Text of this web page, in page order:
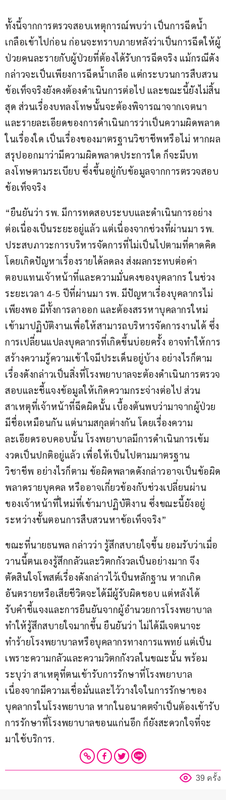
ทั้งนี้จากการตรวจสอบเหตุการณ์พบว่า เป็นการฉีดน้ำ
เกลือเข้าไปก่อน ก่อนจะทราบภายหลังว่าเป็นการฉีดให้ผู้
ป่วยคนละรายกับผู้ป่วยที่ต้องได้รับการฉีดจริง แม้กรณีดัง
กล่าวจะเป็นเพียงการฉีดน้ำเกลือ แต่กระบวนการสืบสวน
ข้อเท็จจริงยังคงต้องดำเนินการต่อไป และขณะนี้ยังไม่สิ้น
สุด ส่วนเรื่องบทลงโทษนั้นจะต้องพิจารณาจากเจตนา
และรายละเอียดของการดำเนินการว่าเป็นความผิดพลาด
ในเรื่องใด เป็นเรื่องของมาตรฐานวิชาชีพหรือไม่ หากผล
สรุปออกมาว่ามีความผิดพลาดประการใด ก็จะมีบท
ลงโทษตามระเบียบ ซึ่งขึ้นอยู่กับข้อมูลจากการตรวจสอบ
ข้อเท็จจริง
“ยืนยันว่า รพ. มีการทดสอบระบบและดำเนินการอย่าง
ต่อเนื่องเป็นระยะอยู่แล้ว แต่เนื่องจากช่วงที่ผ่านมา รพ.
ประสบภาวะการบริหารจัดการที่ไม่เป็นไปตามที่คาดคิด
โดยเกิดปัญหาเรื่องรายได้ลดลง ส่งผลกระทบต่อค่า
ตอบแทนเจ้าหน้าที่และความมั่นคงของบุคลากร ในช่วง
ระยะเวลา 4-5 ปีที่ผ่านมา รพ. มีปัญหาเรื่องบุคลากรไม่
เพียงพอ มีทั้งการลาออก และต้องสรรหาบุคลากรใหม่
เข้ามาปฏิบัติงานเพื่อให้สามารถบริหารจัดการงานได้ ซึ่ง
การเปลี่ยนแปลงบุคลากรที่เกิดขึ้นบ่อยครั้ง อาจทำให้การ
สร้างความรู้ความเข้าใจมีประเด็นอยู่บ้าง อย่างไรก็ตาม
เรื่องดังกล่าวเป็นสิ่งที่โรงพยาบาลจะต้องดำเนินการตรวจ
สอบและชี้แจงข้อมูลให้เกิดความกระจ่างต่อไป ส่วน
สาเหตุที่เจ้าหน้าที่ฉีดผิดนั้น เบื้องต้นพบว่ามาจากผู้ป่วย
มีชื่อเหมือนกัน แต่นามสกุลต่างกัน โดยเรื่องความ
ละเอียดรอบคอบนั้น โรงพยาบาลมีการดำเนินการเข้ม
งวดเป็นปกติอยู่แล้ว เพื่อให้เป็นไปตามมาตรฐาน
วิชาชีพ อย่างไรก็ตาม ข้อผิดพลาดดังกล่าวอาจเป็นข้อผิด
พลาดรายบุคคล หรืออาจเกี่ยวข้องกับช่วงเปลี่ยนผ่าน
ของเจ้าหน้าที่ใหม่ที่เข้ามาปฏิบัติงาน ซึ่งขณะนี้ยังอยู่
ระหว่างขั้นตอนการสืบสวนหาข้อเท็จจริง”
ขณะที่นายธนพล กล่าวว่า รู้สึกสบายใจขึ้น ยอมรับว่าเมื่อ
วานนี้ตนเองรู้สึกกลัวและวิตกกังวลเป็นอย่างมาก จึง
ตัดสินใจโพสต์เรื่องดังกล่าวไว้เป็นหลักฐาน หากเกิด
อันตรายหรือเสียชีวิตจะได้มีผู้รับผิดชอบ แต่หลังได้
รับคำชี้แจงและการยืนยันจากผู้อำนวยการโรงพยาบาล
ทำให้รู้สึกสบายใจมากขึ้น ยืนยันว่า ไม่ได้มีเจตนาจะ
ทำร้ายโรงพยาบาลหรือบุคลากรทางการแพทย์ แต่เป็น
เพราะความกลัวและความวิตกกังวลในขณะนั้น พร้อม
ระบุว่า สาเหตุที่ตนเข้ารับการรักษาที่โรงพยาบาล
เนื่องจากมีความเชื่อมั่นและไว้วางใจในการรักษาของ
บุคลากรในโรงพยาบาล หากในอนาคตจำเป็นต้องเข้ารับ
การรักษาที่โรงพยาบาลขอนแก่นอีก ก็ยังสะดวกใจที่จะ
มาใช้บริการ.
39 ครั้ง